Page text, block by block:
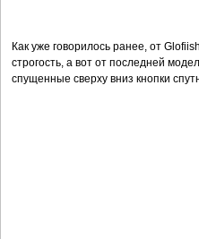
Как уже говорилось ранее, от
строгость, а вот от последней
спущенные сверху вниз кнопки